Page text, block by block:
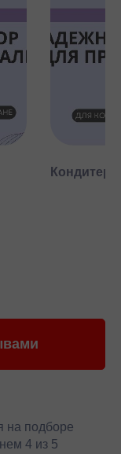
на подборе
4 из 5